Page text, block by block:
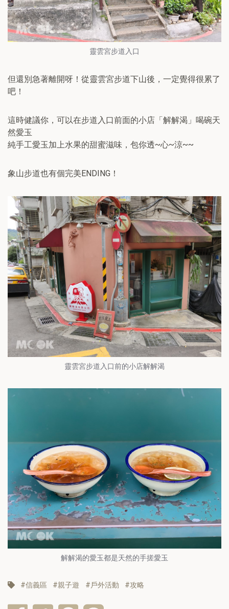
靈雲宮步道入口
但還別急著離開呀！從靈雲宮步道下山後，一定覺得很累了
吧！
這時健議你，可以在步道入口前面的小店「解解渴」喝碗天
然愛玉
純手工愛玉加上水果的甜蜜滋味，包你透~心~涼~~
象山步道也有個完美ENDING！
靈雲宮步道入口前的小店解解渴
解解渴的愛玉都是天然的手搓愛玉
信義區 親子遊 戶外活動 攻略